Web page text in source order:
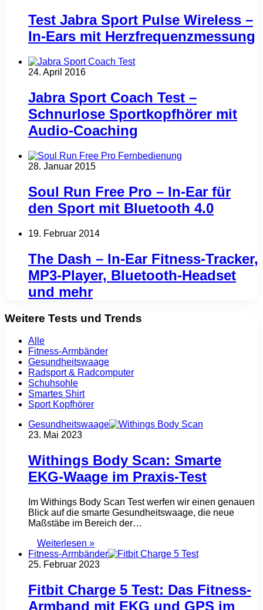
Test Jabra Sport Pulse Wireless –
In-Ears mit Herzfrequenzmessung
24. April 2016
Jabra Sport Coach Test –
Schnurlose Sportkopfhörer mit
Audio-Coaching
28. Januar 2015
Soul Run Free Pro – In-Ear für
den Sport mit Bluetooth 4.0
19. Februar 2014
The Dash – In-Ear Fitness-Tracker,
MP3-Player, Bluetooth-Headset
und mehr
Weitere Tests und Trends
Alle
Fitness-Armbänder
Gesundheitswaage
Radsport & Radcomputer
Schuhsohle
Smartes Shirt
Sport Kopfhörer
Gesundheitswaage
23. Mai 2023
Withings Body Scan: Smarte
EKG-Waage im Praxis-Test
Im Withings Body Scan Test werfen wir einen genauen
Blick auf die smarte Gesundheitswaage, die neue
Maßstäbe im Bereich der…
Weiterlesen »
Fitness-Armbänder
25. Februar 2023
Fitbit Charge 5 Test: Das Fitness-
Armband mit EKG und GPS im